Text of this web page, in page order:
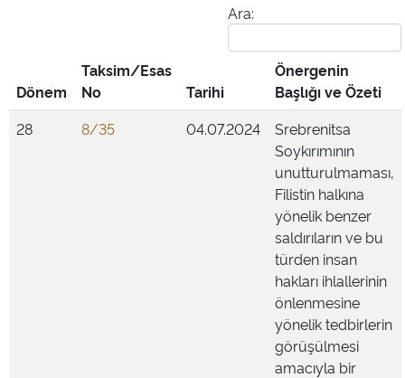
Ara:
Dönem
Taksim/Esas
No
Tarihi
Önergenin
Başlığı ve Özeti
28
8/35 04.07.2024
Srebrenitsa
Soykırımının
unutturulmaması,
Filistin halkına
yönelik benzer
saldırıların ve bu
türden insan
hakları ihlallerinin
önlenmesine
yönelik tedbirlerin
görüşülmesi
amacıyla bir